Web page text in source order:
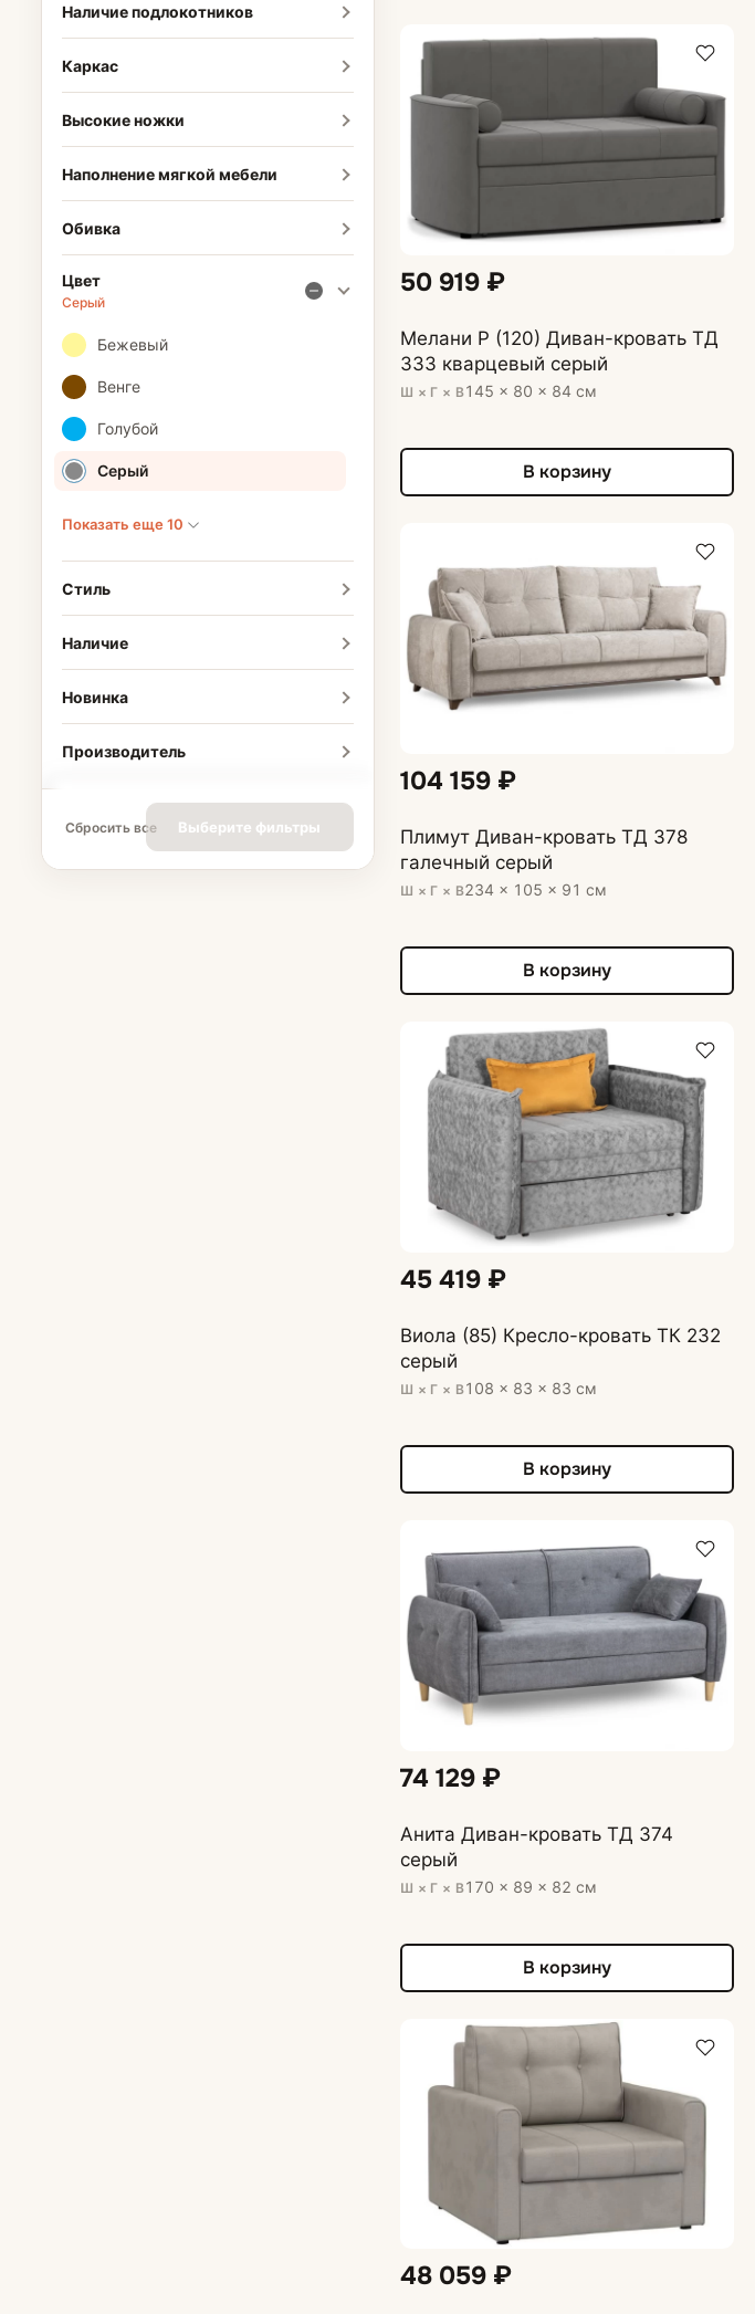
Наличие подлокотников
Каркас
Высокие ножки
Наполнение мягкой мебели
Обивка
Серый
Цвет
Бежевый
Венге
Голубой
Серый
Показать еще 10
Стиль
Наличие
Новинка
Производитель
Сбросить все Выберите фильтры
50 919 ₽
Мелани Р (120) Диван-кровать ТД
333 кварцевый серый
Ш × Г × В145 × 80 × 84 см
В корзину
104 159 ₽
Плимут Диван-кровать ТД 378
галечный серый
Ш × Г × В234 × 105 × 91 см
В корзину
45 419 ₽
Виола (85) Кресло-кровать ТК 232
серый
Ш × Г × В108 × 83 × 83 см
В корзину
74 129 ₽
Анита Диван-кровать ТД 374
серый
Ш × Г × В170 × 89 × 82 см
В корзину
48 059 ₽